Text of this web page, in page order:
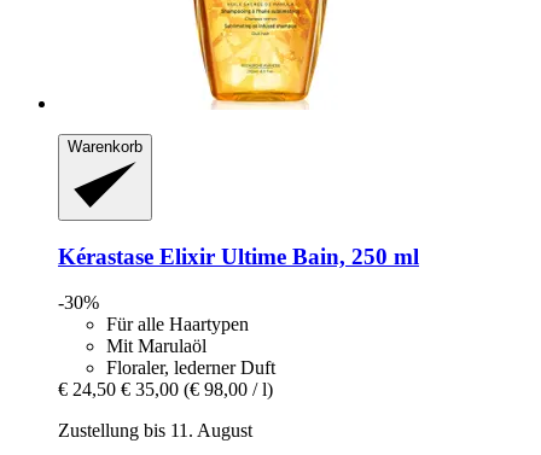
Warenkorb
Kérastase Elixir Ultime Bain, 250 ml
-30%
Für alle Haartypen
Mit Marulaöl
Floraler, lederner Duft
€ 24,50 € 35,00 (€ 98,00 / l)
Zustellung bis 11. August